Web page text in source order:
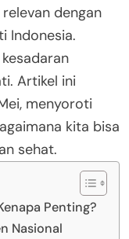
dengan
Indonesia.
Artikel ini
menyoroti
kita bisa
sehat.
Penting?
Nasional